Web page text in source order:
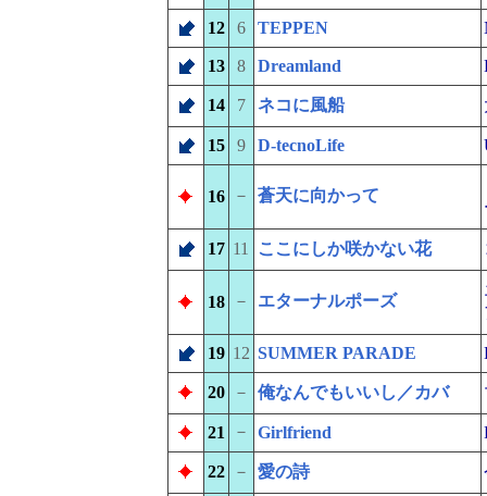
12 6 TEPPEN
13 8 Dreamland
14 7 ネコに風船
15 9 D-tecnoLife
16 － 蒼天に向かって
17 11 ここにしか咲かない花
18 － エターナルポーズ
19 12 SUMMER PARADE
20 － 俺なんでもいいし／カバ
21 － Girlfriend
22 － 愛の詩